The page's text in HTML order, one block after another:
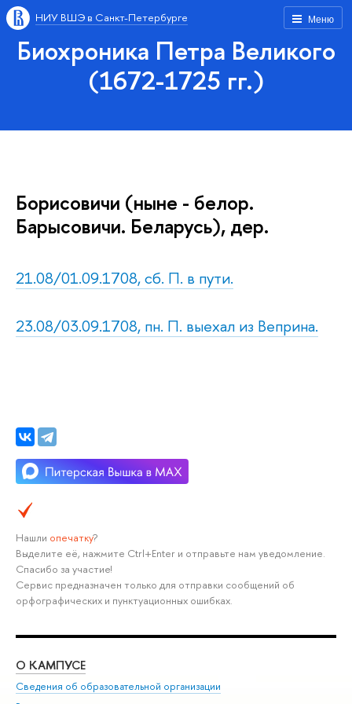
Меню
НИУ ВШЭ в Санкт-Петербурге
Биохроника Петра Великого
(1672-1725 гг.)
Борисовичи (ныне - белор.
Барысовичи. Беларусь), дер.
21.08/01.09.1708, сб. П. в пути.
23.08/03.09.1708, пн. П. выехал из Веприна.
Нашли опечатку?
Выделите её, нажмите Ctrl+Enter и отправьте нам уведомление.
Спасибо за участие!
Сервис предназначен только для отправки сообщений об
орфографических и пунктуационных ошибках.
О КАМПУСЕ
Сведения об образовательной организации